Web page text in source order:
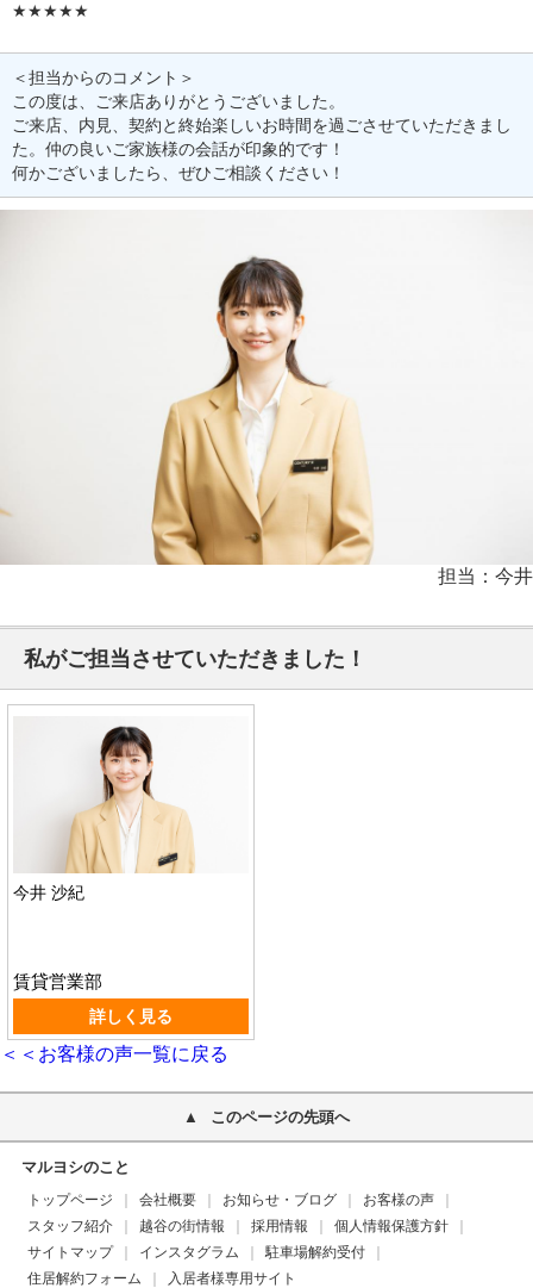
★★★★★
＜担当からのコメント＞
この度は、ご来店ありがとうございました。
ご来店、内見、契約と終始楽しいお時間を過ごさせていただきまし
た。仲の良いご家族様の会話が印象的です！
何かございましたら、ぜひご相談ください！
担当：今井
私がご担当させていただきました！
今井 沙紀
賃貸営業部
詳しく見る
＜＜お客様の声一覧に戻る
このページの先頭へ
マルヨシのこと
トップページ 会社概要 お知らせ・ブログ
お客様の声
スタッフ紹介
越谷の街情報 採用情報
個人情報保護方針
サイトマップ
インスタグラム
駐車場解約受付
住居解約フォーム
入居者様専用サイト